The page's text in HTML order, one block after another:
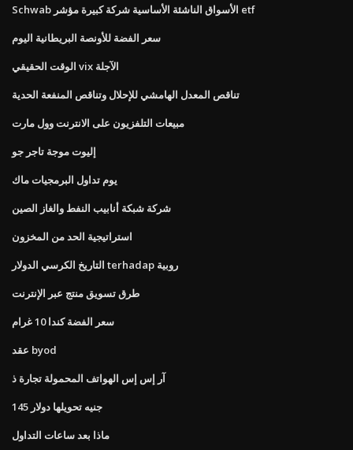
Schwab الأسواق الناشئة الأساسية شركة كبيرة مؤشر etf
سعر الفضة للأونصة البريطانية اليوم
الوقت الحقيقي vix الآجلة
تناقص المعدل الهامشي للإحلال وتناقص المنفعة الحدية
مبيعات التلفزيون على الانترنت وول مارت
إليوت موجة تاجر جو
يوم تداول البرمجيات ماك
شركة شبكة أنابيب النفط والغاز الصين
استراتيجية الحد من المخزون
التاريخ الكرسي الدولار terhadap روبية
طرق تسويق منتج عبر الإنترنت
سعر الفضة كندا 10 غرام
عقد byod
آر إس إس الهواتف المحمولة تجارة ذ
145 جنيه تحويلها دولار
ماذا بعد ساعات التداول